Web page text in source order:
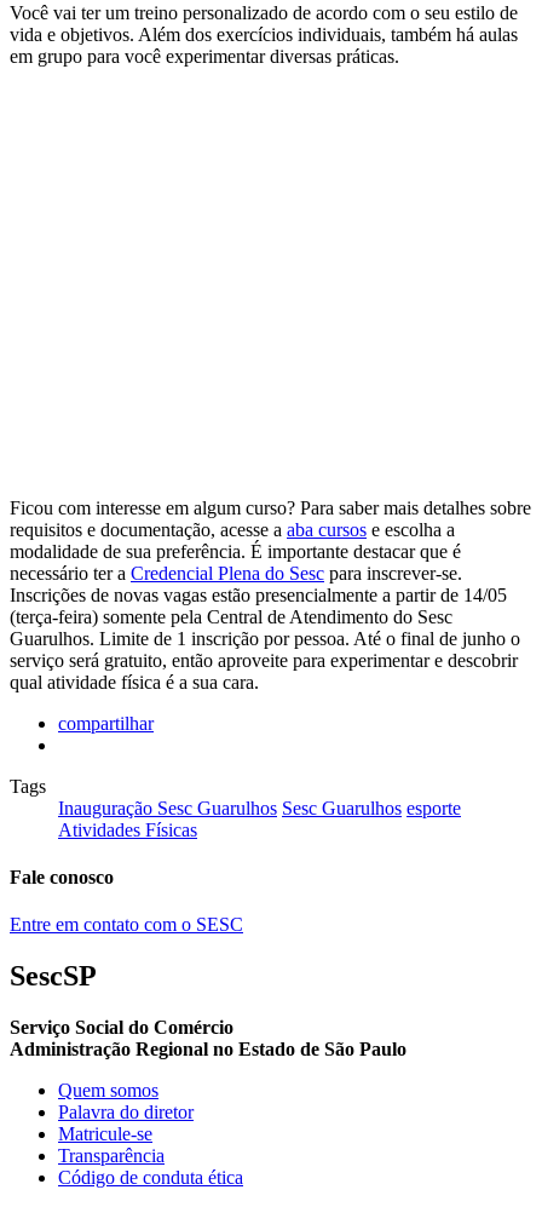
Você vai ter um treino personalizado de acordo com o seu estilo de
vida e objetivos. Além dos exercícios individuais, também há aulas
em grupo para você experimentar diversas práticas.
Ficou com interesse em algum curso? Para saber mais detalhes sobre
requisitos e documentação, acesse a aba cursos e escolha a
modalidade de sua preferência. É importante destacar que é
necessário ter a Credencial Plena do Sesc para inscrever-se.
Inscrições de novas vagas estão presencialmente a partir de 14/05
(terça-feira) somente pela Central de Atendimento do Sesc
Guarulhos. Limite de 1 inscrição por pessoa. Até o final de junho o
serviço será gratuito, então aproveite para experimentar e descobrir
qual atividade física é a sua cara.
compartilhar
Tags
Inauguração Sesc Guarulhos Sesc Guarulhos esporte
Atividades Físicas
Fale conosco
Entre em contato com o SESC
SescSP
Serviço Social do Comércio
Administração Regional no Estado de São Paulo
Quem somos
Palavra do diretor
Matricule-se
Transparência
Código de conduta ética